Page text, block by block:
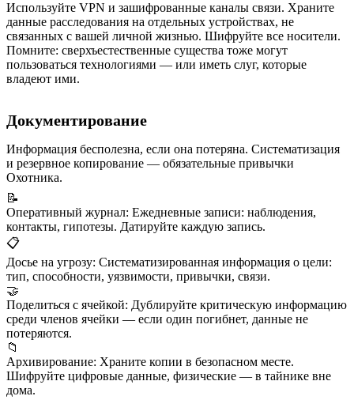
Используйте VPN и зашифрованные каналы связи. Храните
данные расследования на отдельных устройствах, не
связанных с вашей личной жизнью. Шифруйте все носители.
Помните: сверхъестественные существа тоже могут
пользоваться технологиями — или иметь слуг, которые
владеют ими.
Документирование
Информация бесполезна, если она потеряна. Систематизация
и резервное копирование — обязательные привычки
Охотника.
📝
Оперативный журнал: Ежедневные записи: наблюдения,
контакты, гипотезы. Датируйте каждую запись.
📋
Досье на угрозу: Систематизированная информация о цели:
тип, способности, уязвимости, привычки, связи.
🤝
Поделиться с ячейкой: Дублируйте критическую информацию
среди членов ячейки — если один погибнет, данные не
потеряются.
📁
Архивирование: Храните копии в безопасном месте.
Шифруйте цифровые данные, физические — в тайнике вне
дома.